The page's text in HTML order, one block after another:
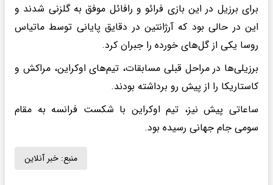
برای برزیل در این بازی فرائو و رافائل موفق به گلزنی شدند و
این در حالی بود که آرژانتین در دقایق پایانی توسط ماتیاس
روسا یکی از گل‌های خورده را جبران کرد.
برزیلی‌ها در مراحل قبلی مسابقات، تیم‌های اوکراین، مراکش و
کاستاریکا را از پیش رو برداشته بودند.
ساعاتی پیش نیز، تیم اوکراین با شکست فرانسه به مقام
سومی جام جهانی رسیده بود.
منبع: خبر آنلاین